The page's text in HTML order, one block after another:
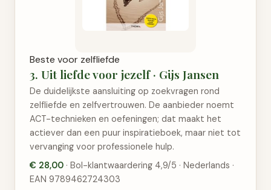
Beste voor zelfliefde
3. Uit liefde voor jezelf · Gijs Jansen
De duidelijkste aansluiting op zoekvragen rond
zelfliefde en zelfvertrouwen. De aanbieder noemt
ACT-technieken en oefeningen; dat maakt het
actiever dan een puur inspiratieboek, maar niet tot
vervanging voor professionele hulp.
€ 28,00 · Bol-klantwaardering 4,9/5 · Nederlands ·
EAN 9789462724303